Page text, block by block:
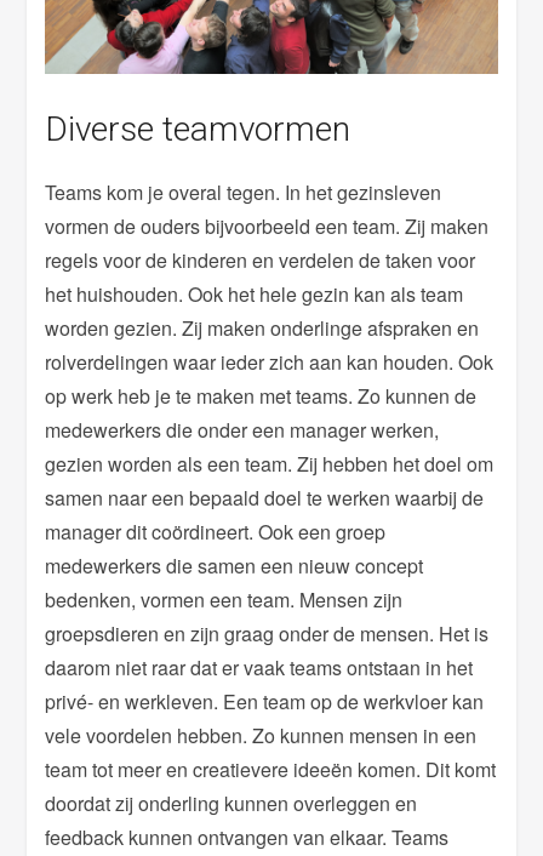
Diverse teamvormen
Teams kom je overal tegen. In het gezinsleven
vormen de ouders bijvoorbeeld een team. Zij maken
regels voor de kinderen en verdelen de taken voor
het huishouden. Ook het hele gezin kan als team
worden gezien. Zij maken onderlinge afspraken en
rolverdelingen waar ieder zich aan kan houden. Ook
op werk heb je te maken met teams. Zo kunnen de
medewerkers die onder een manager werken,
gezien worden als een team. Zij hebben het doel om
samen naar een bepaald doel te werken waarbij de
manager dit coördineert. Ook een groep
medewerkers die samen een nieuw concept
bedenken, vormen een team. Mensen zijn
groepsdieren en zijn graag onder de mensen. Het is
daarom niet raar dat er vaak teams ontstaan in het
privé- en werkleven. Een team op de werkvloer kan
vele voordelen hebben. Zo kunnen mensen in een
team tot meer en creatievere ideeën komen. Dit komt
doordat zij onderling kunnen overleggen en
feedback kunnen ontvangen van elkaar. Teams